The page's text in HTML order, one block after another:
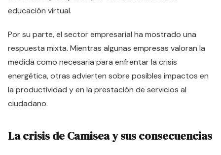
educación virtual.
Por su parte, el sector empresarial ha mostrado una
respuesta mixta. Mientras algunas empresas valoran la
medida como necesaria para enfrentar la crisis
energética, otras advierten sobre posibles impactos en
la productividad y en la prestación de servicios al
ciudadano.
La crisis de Camisea y sus consecuencias